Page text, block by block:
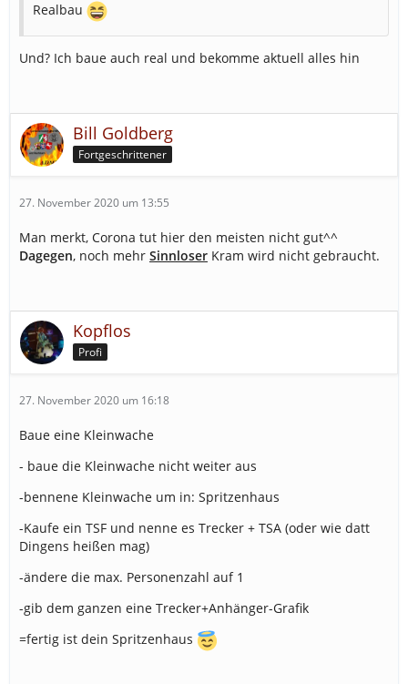
Realbau
Und? Ich baue auch real und bekomme aktuell alles hin
Bill Goldberg
Fortgeschrittener
27. November 2020 um 13:55
Man merkt, Corona tut hier den meisten nicht gut^^
Dagegen, noch mehr Sinnloser Kram wird nicht gebraucht.
Kopflos
Profi
27. November 2020 um 16:18
Baue eine Kleinwache
- baue die Kleinwache nicht weiter aus
-bennene Kleinwache um in: Spritzenhaus
-Kaufe ein TSF und nenne es Trecker + TSA (oder wie datt
Dingens heißen mag)
-ändere die max. Personenzahl auf 1
-gib dem ganzen eine Trecker+Anhänger-Grafik
=fertig ist dein Spritzenhaus